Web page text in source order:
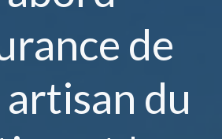
de
du